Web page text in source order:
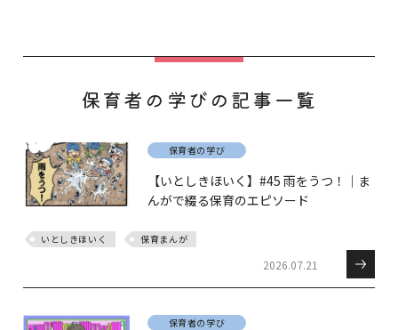
保育者の学びの記事一覧
保育者の学び
【いとしきほいく】#45 雨をうつ！｜ま
んがで綴る保育のエピソード
いとしきほいく 保育まんが
2026.07.21
保育者の学び